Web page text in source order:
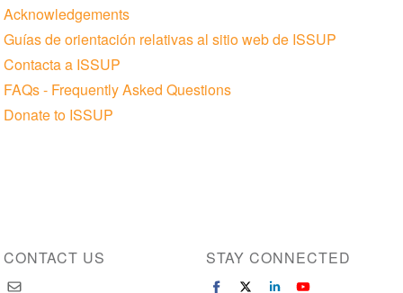
Acknowledgements
Guías de orientación relativas al sitio web de ISSUP
Contacta a ISSUP
FAQs - Frequently Asked Questions
Donate to ISSUP
CONTACT US STAY CONNECTED